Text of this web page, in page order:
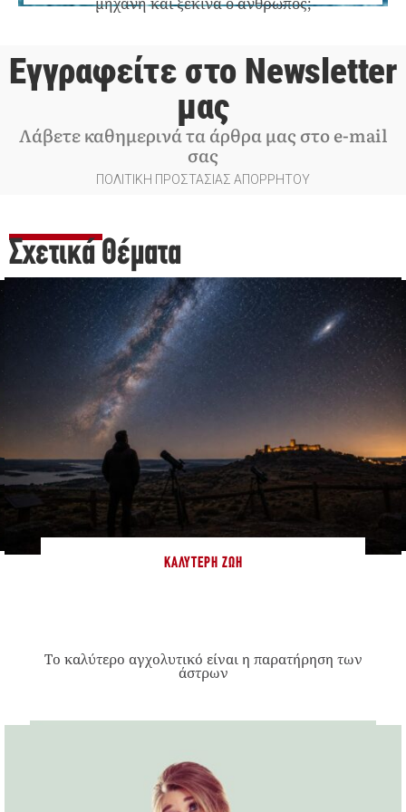
Εγγραφείτε στο Newsletter
μας
Λάβετε καθημερινά τα άρθρα μας στο e-mail
σας
ΠΟΛΙΤΙΚΗ ΠΡΟΣΤΑΣΙΑΣ ΑΠΟΡΡΗΤΟΥ
Σχετικά Θέματα
ΚΑΛΎΤΕΡΗ ΖΩΉ
Το καλύτερο αγχολυτικό είναι η παρατήρηση των
άστρων